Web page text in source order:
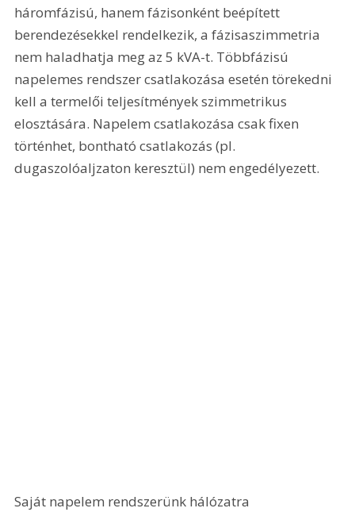
háromfázisú, hanem fázisonként beépített
berendezésekkel rendelkezik, a fázisaszimmetria
nem haladhatja meg az 5 kVA-t. Többfázisú
napelemes rendszer csatlakozása esetén törekedni
kell a termelői teljesítmények szimmetrikus
elosztására. Napelem csatlakozása csak fixen
történhet, bontható csatlakozás (pl.
dugaszolóaljzaton keresztül) nem engedélyezett.
Saját napelem rendszerünk hálózatra